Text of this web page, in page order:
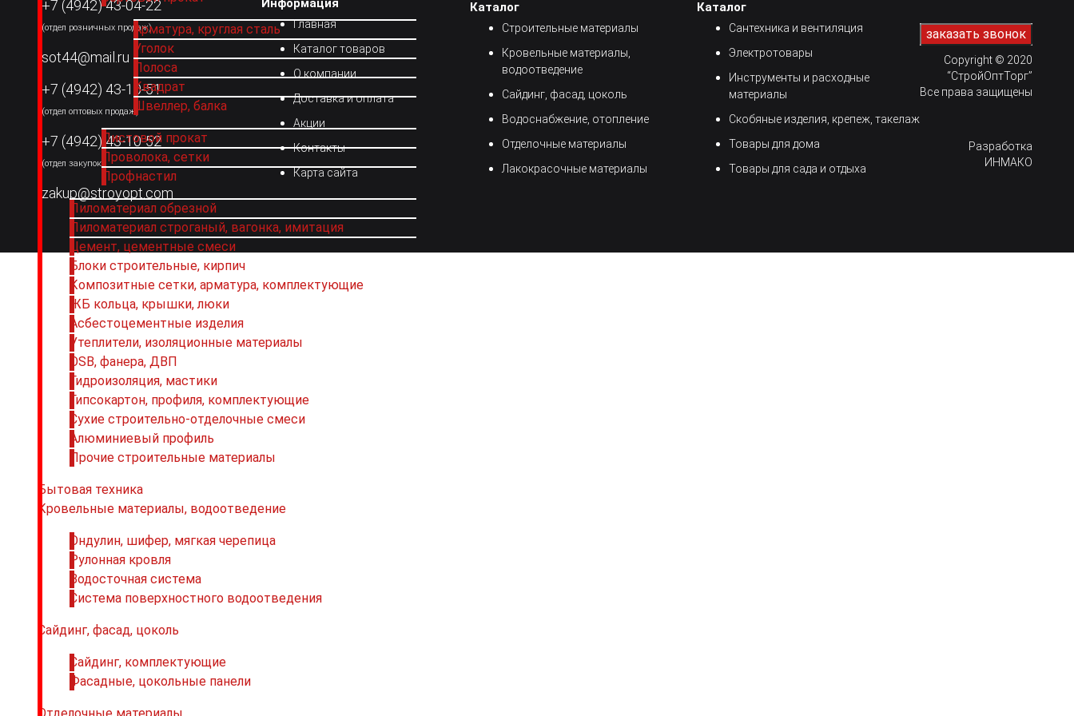
Арматура, круглая сталь
Уголок
Полоса
Квадрат
Швеллер, балка
Листовой прокат
Проволока, сетки
Профнастил
Пиломатериал обрезной
Пиломатериал строганый, вагонка, имитация
Цемент, цементные смеси
Блоки строительные, кирпич
Композитные сетки, арматура, комплектующие
ЖБ кольца, крышки, люки
Асбестоцементные изделия
Утеплители, изоляционные материалы
OSB, фанера, ДВП
Гидроизоляция, мастики
Гипсокартон, профиля, комплектующие
Сухие строительно-отделочные смеси
Алюминиевый профиль
Прочие строительные материалы
Бытовая техника
Кровельные материалы, водоотведение
Ондулин, шифер, мягкая черепица
Рулонная кровля
Водосточная система
Система поверхностного водоотведения
Сайдинг, фасад, цоколь
Сайдинг, комплектующие
Фасадные, цокольные панели
+7 (4942) 43-04-22
(отдел розничных продаж)
sot44@mail.ru
+7 (4942) 43-10-51
(отдел оптовых продаж)
+7 (4942) 43-10-52
(отдел закупок)
zakup@stroyopt.com
Информация
Главная
Каталог товаров
О компании
Доставка и оплата
Акции
Контакты
Карта сайта
Каталог
Строительные материалы
Кровельные материалы,
водоотведение
Сайдинг, фасад, цоколь
Водоснабжение, отопление
Отделочные материалы
Лакокрасочные материалы
Каталог
Сантехника и вентиляция
Электротовары
Инструменты и расходные
материалы
Скобяные изделия, крепеж, такелаж
Товары для дома
Товары для сада и отдыха
Copyright © 2020
“СтройОптТорг”
Все права защищены
Разработка
ИНМАКО